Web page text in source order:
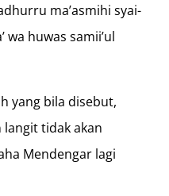
ma’asmihi syai-
wa huwas samii’ul
yang bila disebut,
tidak akan
Mendengar lagi